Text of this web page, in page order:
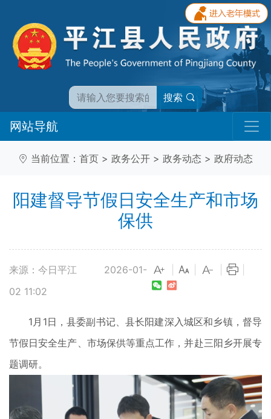
搜索
网站导航
当前位置： 首页 > 政务公开 > 政务动态 > 政府动态
阳建督导节假日安全生产和市场
保供
来源：今日平江
2026-01-
02 11:02
1月1日，县委副书记、县长阳建深入城区和乡镇，督导
节假日安全生产、市场保供等重点工作，并赴三阳乡开展专
题调研。